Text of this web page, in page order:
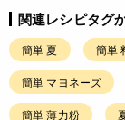
関連レシピタグ
簡単 夏 簡単
簡単 マヨネーズ
簡単 薄力粉